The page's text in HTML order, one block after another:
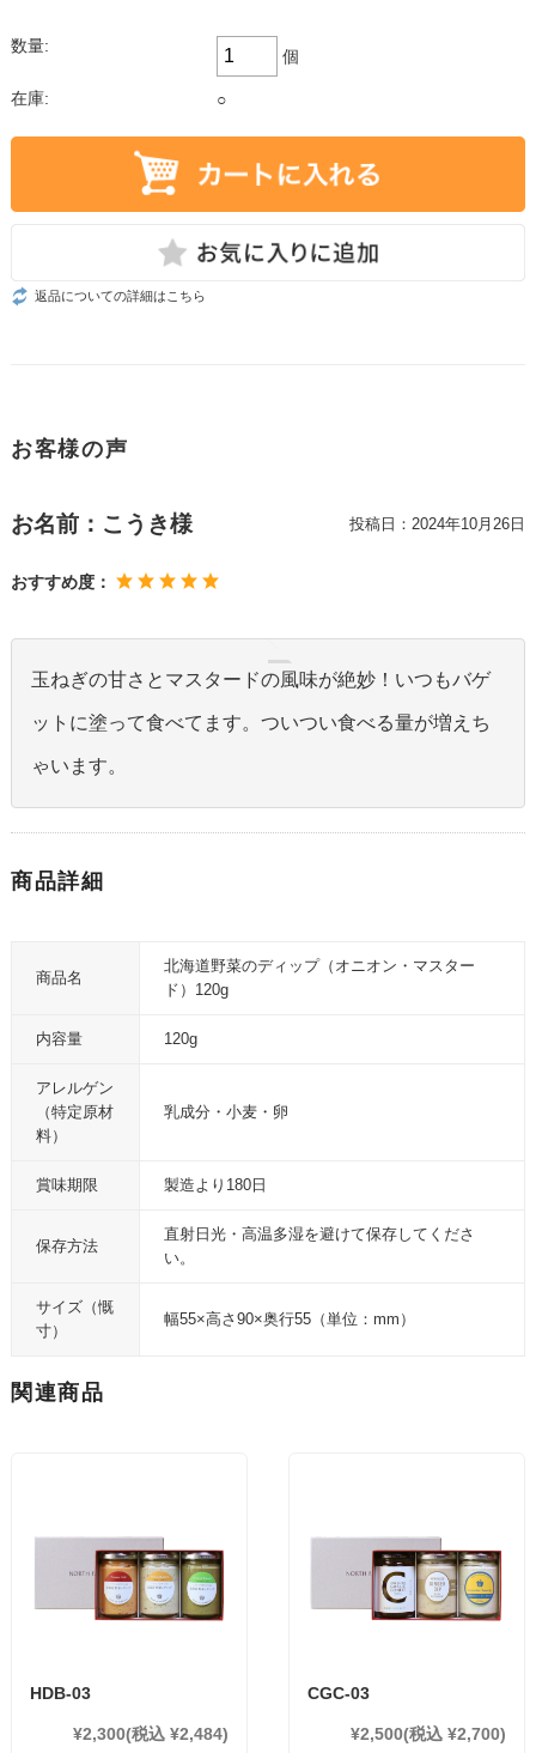
数量:
個
在庫: ○
返品についての詳細はこちら
お客様の声
お名前：こうき様 投稿日： 2024年10月26日
おすすめ度：
玉ねぎの甘さとマスタードの風味が絶妙！いつもバゲ
ットに塗って食べてます。ついつい食べる量が増えち
ゃいます。
商品詳細
商品名
北海道野菜のディップ（オニオン・マスター
ド）120g
内容量 120g
アレルゲン
（特定原材
料）
乳成分・小麦・卵
賞味期限 製造より180日
保存方法
直射日光・高温多湿を避けて保存してくださ
い。
サイズ（慨
寸）
幅55×高さ90×奥行55（単位：mm）
関連商品
HDB-03
¥2,300(税込 ¥2,484)
CGC-03
¥2,500(税込 ¥2,700)